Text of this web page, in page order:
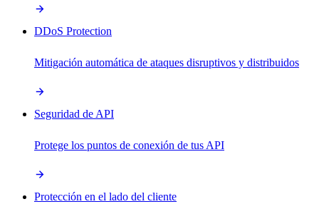
DDoS Protection
Mitigación automática de ataques disruptivos y distribuidos
Seguridad de API
Protege los puntos de conexión de tus API
Protección en el lado del cliente